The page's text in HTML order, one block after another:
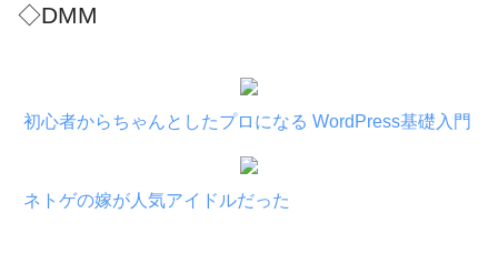
◇DMM
初心者からちゃんとしたプロになる WordPress基礎入門
ネトゲの嫁が人気アイドルだった